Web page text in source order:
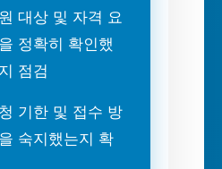
대상 및 자격 요
정확히 확인했
점검
기한 및 접수 방
숙지했는지 확